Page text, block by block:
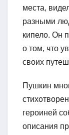
места,
разными
кипело. Он
о том, что
своих
Пушкин
героиней
описания